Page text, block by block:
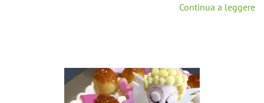
Continua a leggere